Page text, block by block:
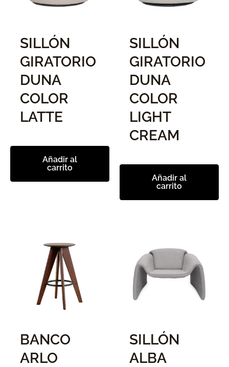
SILLÓN
GIRATORIO
DUNA
COLOR
LATTE
Añadir al
carrito
SILLÓN
GIRATORIO
DUNA
COLOR
LIGHT
CREAM
Añadir al
carrito
BANCO
ARLO
SILLÓN
ALBA